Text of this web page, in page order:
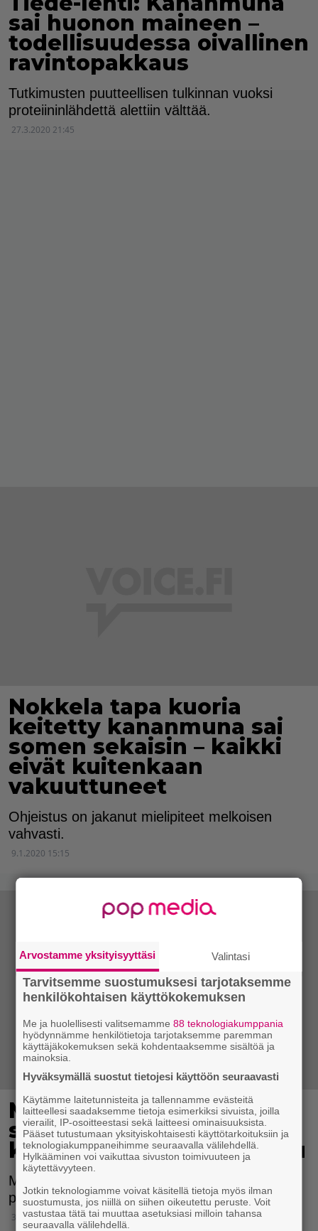
sai huonon maineen –
todellisuudessa oivallinen
ravintopakkaus
Tutkimusten puutteellisen tulkinnan vuoksi
proteiininlähdettä alettiin välttää.
27.3.2020 21:45
Nokkela tapa kuoria
keitetty kananmuna sai
somen sekaisin – kaikki
eivät kuitenkaan
vakuuttuneet
Ohjeistus on jakanut mielipiteet melkoisen
vahvasti.
9.1.2020 15:15
Muutamalla niksillä
syntyy taivaallinen
kokkeli – kokeile ja ihastu
Muutaman simppelin keinon avulla
peruskokkelista saa loihdittua herkullisen.
31.8.2019 08:15
Arvostamme yksityisyyttäsi Valintasi
Tarvitsemme suostumuksesi tarjotaksemme
henkilökohtaisen käyttökokemuksen
Me ja huolellisesti valitsemamme88 teknologiakumppania
hyödynnämme henkilötietoja tarjotaksemme paremman
käyttäjäkokemuksen sekä kohdentaaksemme sisältöä ja
mainoksia.
Hyväksymällä suostut tietojesi käyttöön seuraavasti
Käytämme laitetunnisteita ja tallennamme evästeitä
laitteellesi saadaksemme tietoja esimerkiksi sivuista, joilla
vierailit, IP-osoitteestasi sekä laitteesi ominaisuuksista.
Pääset tutustumaan yksityiskohtaisesti käyttötarkoituksiin ja
teknologiakumppaneihimme seuraavalla välilehdellä.
Hylkääminen voi vaikuttaa sivuston toimivuuteen ja
käytettävyyteen.
Jotkin teknologiamme voivat käsitellä tietoja myös ilman
suostumusta, jos niillä on siihen oikeutettu peruste. Voit
vastustaa tätä tai muuttaa asetuksiasi milloin tahansa
seuraavalla välilehdellä.